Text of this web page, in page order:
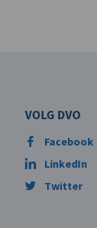
VOLG DVO
Facebook
LinkedIn
Twitter